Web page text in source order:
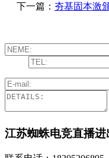
下一篇： 夯基固本激
江苏蜘蛛电竞直播进